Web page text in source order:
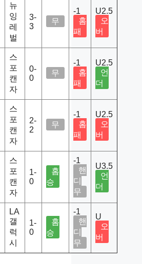
뉴
잉
레
벌
3-
3
무
-1
홈
패
U2.5
오
버
스
포
캔
자
0-
0
무
-1
홈
패
U2.5
언
더
스
포
캔
자
2-
2
무
-1
홈
패
U2.5
오
버
스
포
캔
자
1-
0
홈
승
-1
핸
디
무
U3.5
언
더
LA
갤
럭
시
1-
0
홈
승
-1
핸
디
무
U
오
버